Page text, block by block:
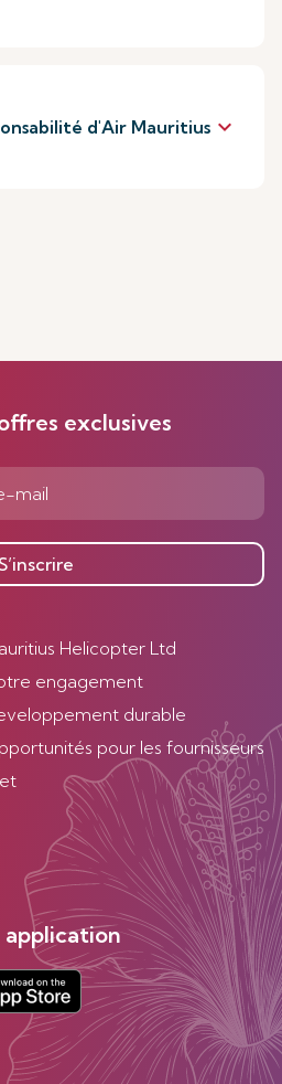
d'Air Mauritius keyboard_arrow_down
exclusives
Helicopter Ltd
engagement
durable
pour les fournisseurs